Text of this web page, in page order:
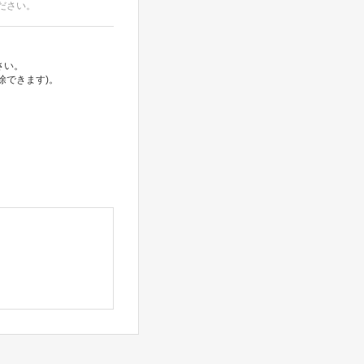
い。
。
きます)。